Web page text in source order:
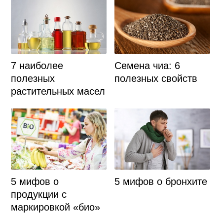
7 наиболее
полезных
растительных масел
Семена чиа: 6
полезных свойств
5 мифов о
продукции с
маркировкой «био»
5 мифов о бронхите